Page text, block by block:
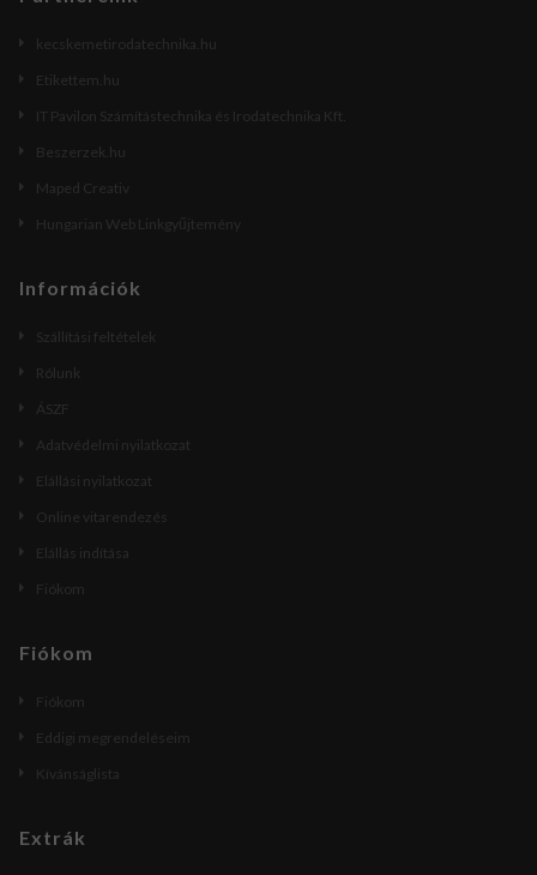
kecskemetirodatechnika.hu
Etikettem.hu
IT Pavilon Számítástechnika és Irodatechnika Kft.
Beszerzek.hu
Maped Creativ
Hungarian Web Linkgyűjtemény
Információk
Szállítási feltételek
Rólunk
ÁSZF
Adatvédelmi nyilatkozat
Elállási nyilatkozat
Online vitarendezés
Elállás indítása
Fiókom
Fiókom
Fiókom
Eddigi megrendeléseim
Kívánságlista
Extrák